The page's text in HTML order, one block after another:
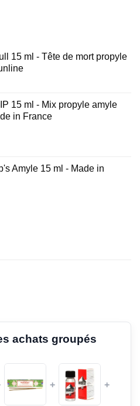
15 ml - Tête de mort propyle
15 ml - Mix propyle amyle
in France
Amyle 15 ml - Made in
achats groupés
+ +